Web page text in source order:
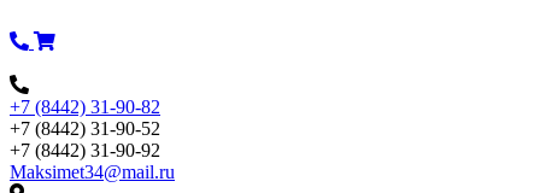
к
+7 (8442) 31-90-82
+7 (8442) 31-90-52
+7 (8442) 31-90-92
Maksimet34@mail.ru